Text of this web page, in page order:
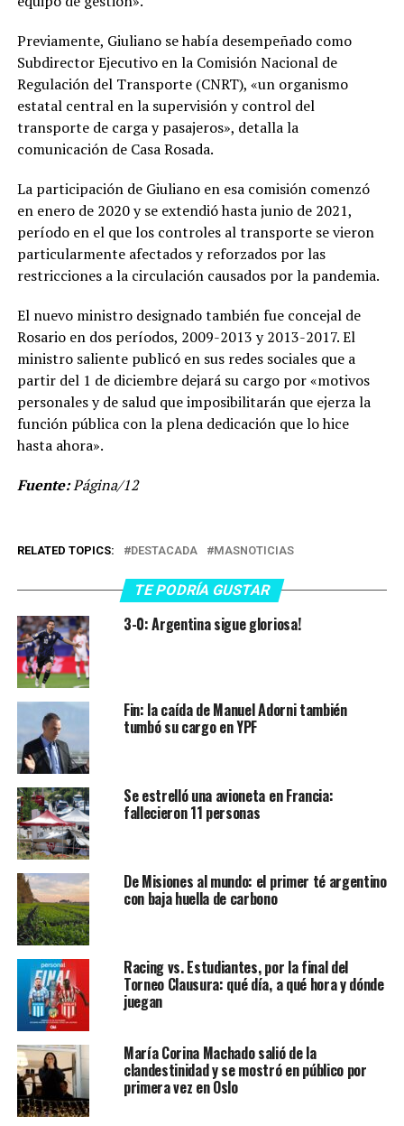
Previamente, Giuliano se había desempeñado como
Subdirector Ejecutivo en la Comisión Nacional de
Regulación del Transporte (CNRT), «un organismo
estatal central en la supervisión y control del
transporte de carga y pasajeros», detalla la
comunicación de Casa Rosada.
La participación de Giuliano en esa comisión comenzó
en enero de 2020 y se extendió hasta junio de 2021,
período en el que los controles al transporte se vieron
particularmente afectados y reforzados por las
restricciones a la circulación causados por la pandemia.
El nuevo ministro designado también fue concejal de
Rosario en dos períodos, 2009-2013 y 2013-2017. El
ministro saliente publicó en sus redes sociales que a
partir del 1 de diciembre dejará su cargo por «motivos
personales y de salud que imposibilitarán que ejerza la
función pública con la plena dedicación que lo hice
hasta ahora».
Fuente:Página/12
RELATED TOPICS: DESTACADA MASNOTICIAS
TE PODRÍA GUSTAR
3-0: Argentina sigue gloriosa!
Fin: la caída de Manuel Adorni también
tumbó su cargo en YPF
Se estrelló una avioneta en Francia:
fallecieron 11 personas
De Misiones al mundo: el primer té argentino
con baja huella de carbono
Racing vs. Estudiantes, por la final del
Torneo Clausura: qué día, a qué hora y dónde
juegan
María Corina Machado salió de la
clandestinidad y se mostró en público por
primera vez en Oslo